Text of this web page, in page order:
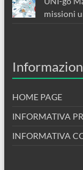
missioni
HOME PAGE
INFORMATIVA
INFORMATIVA